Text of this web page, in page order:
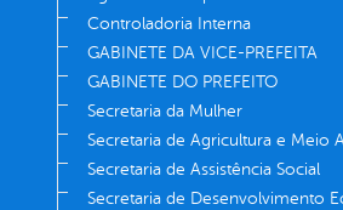
Controladoria Interna
GABINETE DA VICE-PREFEITA
GABINETE DO PREFEITO
Secretaria da Mulher
Secretaria de Agricultura e Meio
Secretaria de Assistência Social
Secretaria de Desenvolvimento